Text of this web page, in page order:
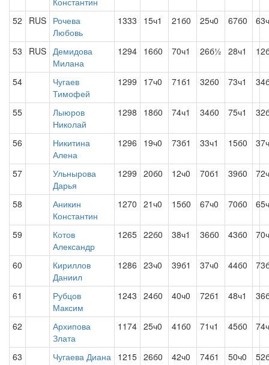
52
RUS Рочева
Любовь
1333 15ч1 21б0 25ч0 67б0
53 RUS Демидова
Милана
1294 16б0 70ч1 26б½ 28ч1
54
Чугаев
Тимофей
1299 17ч0 71б1 32б0 73ч1
55
Лыюров
Николай
1298 18б0 74ч1 34б0 75ч1
56
Никитина
Алена
1296 19ч0 73б1 33ч1 15б0
57
Ульнырова
Дарья
1299 20б0 12ч0 70б1 39б0
58
Аникин
Константин
1270 21ч0 15б0 67ч0 70б0
59
Котов
Александр
1265 22б0 38ч1 36б0 43б0
60
Кириллов
Даниил
1286 23ч0 39б1 37ч0 44б0
61
Рубцов
Максим
1243 24б0 40ч0 72б1 48ч1
62
Архипова
Злата
1174 25ч0 41б0 71ч1 45б0
63 Чугаева Диана 1215 26б0 42ч0 74б1 50ч0